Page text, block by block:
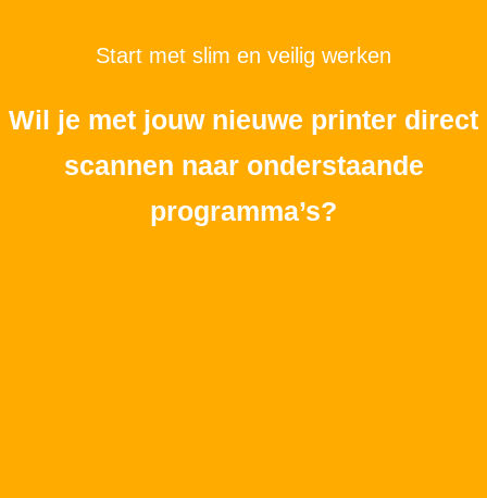
Start met slim en veilig werken
Wil je met jouw nieuwe printer direct
scannen naar onderstaande
programma’s?